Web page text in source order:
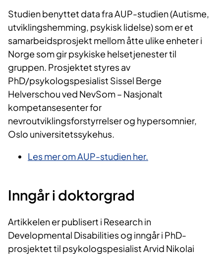
Studien benyttet data fra AUP-studien (Autisme,
utviklingshemming, psykisk lidelse) som er et
samarbeidsprosjekt mellom åtte ulike enheter i
Norge som gir psykiske helsetjenester til
gruppen. Prosjektet styres av
PhD/psykologspesialist Sissel Berge
Helverschou ved NevSom – Nasjonalt
kompetansesenter for
nevroutviklingsforstyrrelser og hypersomnier,
Oslo universitetssykehus.
​Les mer om AUP-studien her.
Inngår i dokt​orgrad
Artikkelen er publisert i Research in
Developmental Disabilities og inngår i PhD-
prosjektet til psykologspesialist Arvid Nikolai